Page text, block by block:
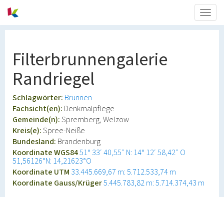
Filterbrunnengalerie
Randriegel
Schlagwörter: Brunnen
Fachsicht(en): Denkmalpflege
Gemeinde(n):Spremberg, Welzow
Kreis(e):Spree-Neiße
Bundesland: Brandenburg
Koordinate WGS8451° 33′ 40,55″ N: 14° 12′ 58,42″ O
51,56126°N: 14,21623°O
Koordinate UTM 33.445.669,67 m: 5.712.533,74 m
Koordinate Gauss/Krüger5.445.783,82 m: 5.714.374,43 m